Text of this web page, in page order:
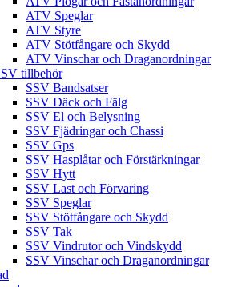
ATV Speglar
ATV Styre
ATV Stötfångare och Skydd
ATV Vinschar och Draganordningar
tillbehör
SSV Bandsatser
SSV Däck och Fälg
SSV El och Belysning
SSV Fjädringar och Chassi
SSV Gps
SSV Hasplåtar och Förstärkningar
SSV Hytt
SSV Last och Förvaring
SSV Speglar
SSV Stötfångare och Skydd
SSV Tak
SSV Vindrutor och Vindskydd
SSV Vinschar och Draganordningar